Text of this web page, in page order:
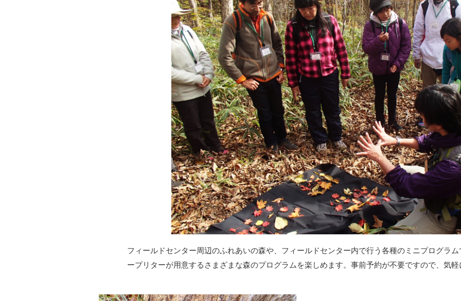
フィールドセンター周辺のふれあいの森や、フィールドセンター内で行う各種のミニプログラ
ープリターが用意するさまざまな森のプログラムを楽しめます。事前予約が不要ですので、気